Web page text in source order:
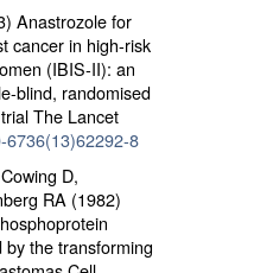
Anastrozole for
cancer in high-risk
(IBIS-II): an
blind, randomised
The Lancet
6736(13)62292-8
D,
RA (1982)
by the transforming